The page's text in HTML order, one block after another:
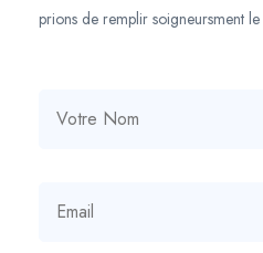
prions de remplir soigneursment